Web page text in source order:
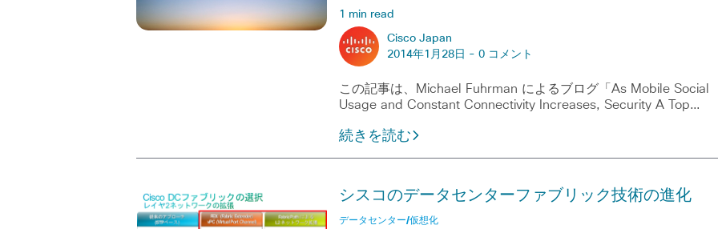
1 min read
Cisco Japan
2014年1月28日 - 0 コメント
この記事は、Michael Fuhrman によるブログ「As Mobile Social
Usage and Constant Connectivity Increases, Security A Top…
続きを読む
シスコのデータセンターファブリック技術の進化
データセンター/仮想化